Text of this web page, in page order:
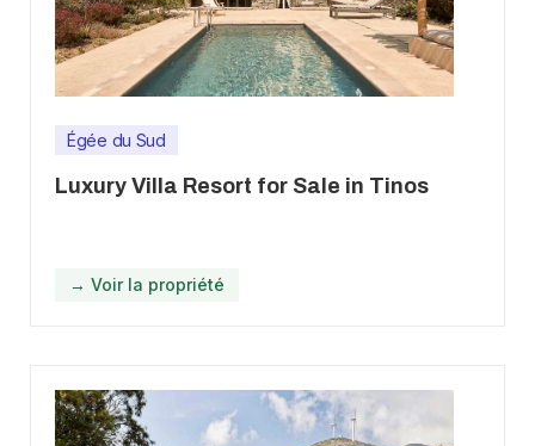
Égée du Sud
Luxury Villa Resort for Sale in Tinos
→ Voir la propriété